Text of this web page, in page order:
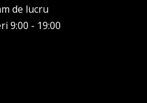
de lucru
9:00 - 19:00